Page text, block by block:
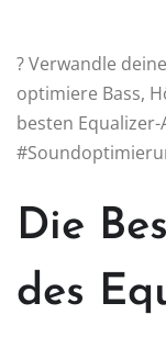
? Verwandle
optimiere Bass,
besten
Die
des